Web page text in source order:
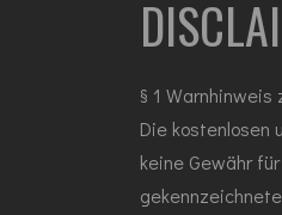
§ 1
Die kostenlosen
keine Gewähr